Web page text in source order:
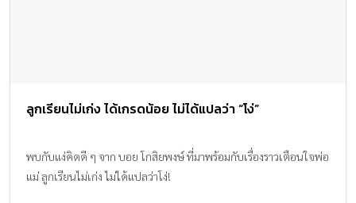
ลูกเรียนไม่เก่ง ได้เกรดน้อย ไม่ได้แปลว่า “โง่”
พบกับแง่คิดดี ๆ จาก บอย โกสิยพงษ์ ที่มาพร้อมกับเรื่องราวเตือนใจพ่อ
แม่ ลูกเรียนไม่เก่ง ไม่ได้แปลว่าโง่!